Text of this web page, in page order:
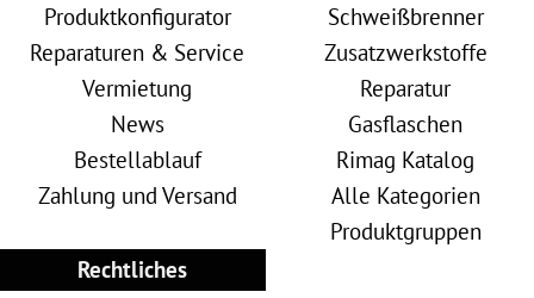
Produktkonfigurator
Reparaturen & Service
Vermietung
News
Bestellablauf
Zahlung und Versand
Schweißbrenner
Zusatzwerkstoffe
Reparatur
Gasflaschen
Rimag Katalog
Alle Kategorien
Produktgruppen
Rechtliches